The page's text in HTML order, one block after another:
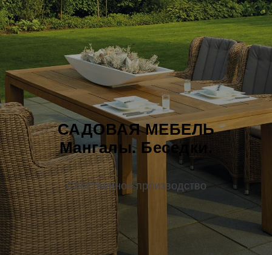
САДОВАЯ МЕБЕЛЬ
Мангалы. Беседки.
Собственное производство